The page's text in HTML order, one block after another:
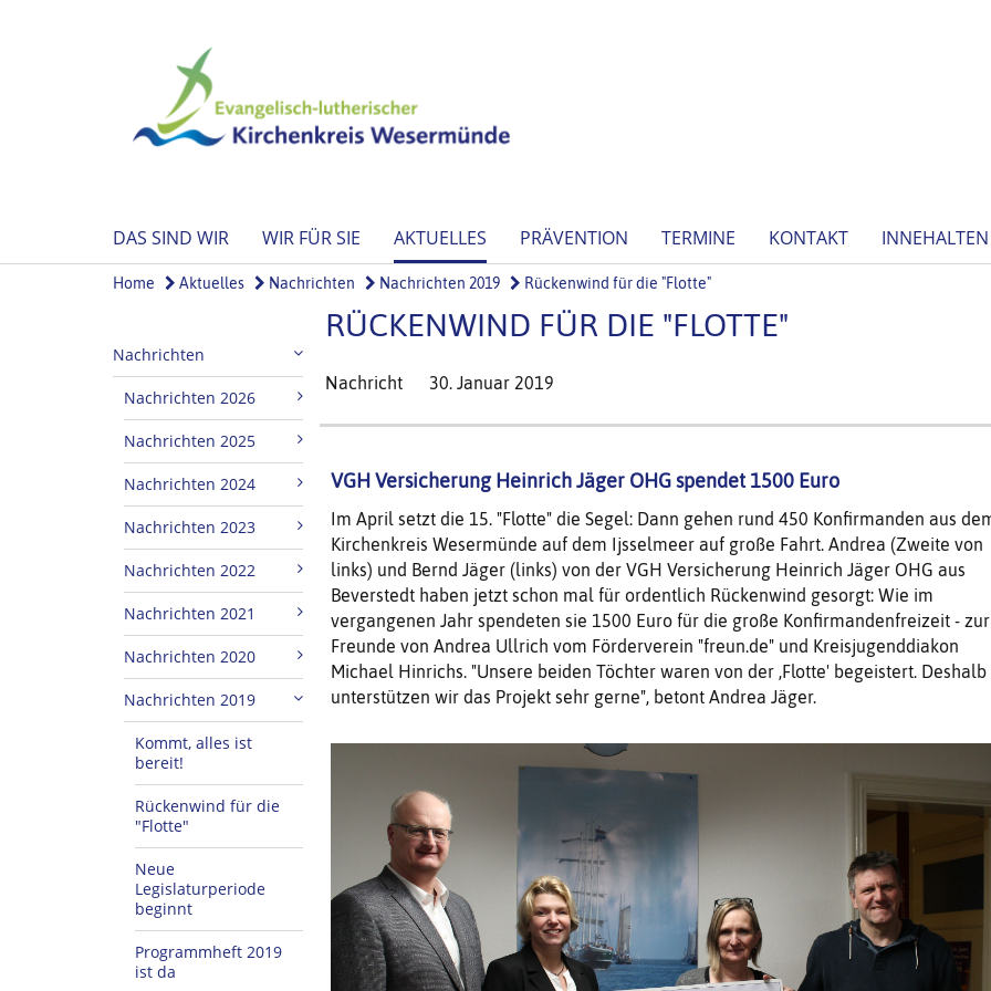
DAS SIND WIR WIR FÜR SIE AKTUELLES PRÄVENTION TERMINE KONTAKT INNEHALTEN
Home Aktuelles Nachrichten Nachrichten 2019 Rückenwind für die "Flotte"
Nachrichten
Nachrichten 2026
Nachrichten 2025
Nachrichten 2024
Nachrichten 2023
Nachrichten 2022
Nachrichten 2021
Nachrichten 2020
Nachrichten 2019
Kommt, alles ist
bereit!
Rückenwind für die
"Flotte"
Neue
Legislaturperiode
beginnt
Programmheft 2019
ist da
RÜCKENWIND FÜR DIE "FLOTTE"
Nachricht 30. Januar 2019
VGH Versicherung Heinrich Jäger OHG spendet 1500 Euro
Im April setzt die 15. "Flotte" die Segel: Dann gehen rund 450 Konfirmanden aus
Kirchenkreis Wesermünde auf dem Ijsselmeer auf große Fahrt. Andrea (Zweite von
links) und Bernd Jäger (links) von der VGH Versicherung Heinrich Jäger OHG aus
Beverstedt haben jetzt schon mal für ordentlich Rückenwind gesorgt: Wie im
vergangenen Jahr spendeten sie 1500 Euro für die große Konfirmandenfreizeit - zur
Freunde von Andrea Ullrich vom Förderverein "freun.de" und Kreisjugenddiakon
Michael Hinrichs. "Unsere beiden Töchter waren von der ,Flotte' begeistert. Deshalb
unterstützen wir das Projekt sehr gerne", betont Andrea Jäger.